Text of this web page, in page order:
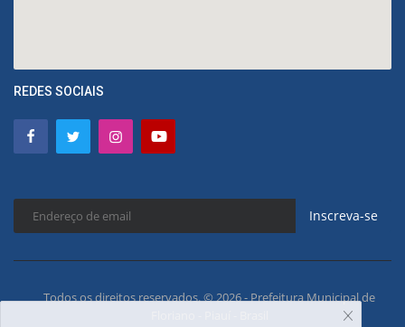
REDES SOCIAIS
Inscreva-se
Todos os direitos reservados. © 2026 - Prefeitura Municipal de